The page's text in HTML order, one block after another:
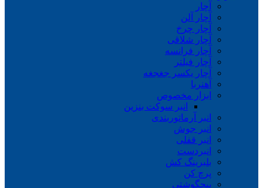
آچار
آچار آلن
آچار چرخ
آچار شلاقی
آچار فرانسه
آچار فیلتر
آچار یکسر جغجغه
آهنربا
ابزار مخصوص
انبر سوکت بنزین
انبر آرماتوربندی
انبر جوش
انبر قفلی
انبردست
بلبرینگ کش
پرچ کن
پیچگوشتی